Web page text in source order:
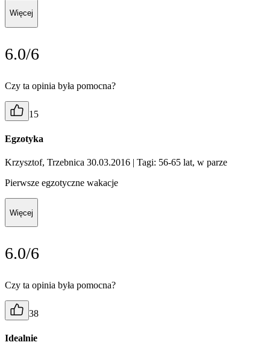
Więcej
6.0/6
Czy ta opinia była pomocna?
15
Egzotyka
Krzysztof, Trzebnica 30.03.2016 | Tagi: 56-65 lat, w parze
Pierwsze egzotyczne wakacje
Więcej
6.0/6
Czy ta opinia była pomocna?
38
Idealnie